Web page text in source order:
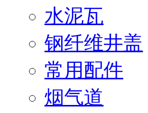
水泥瓦
钢纤维井盖
常用配件
烟气道